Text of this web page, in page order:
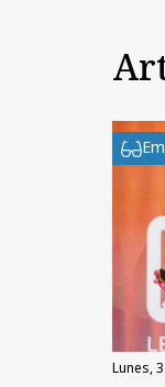
lunes,